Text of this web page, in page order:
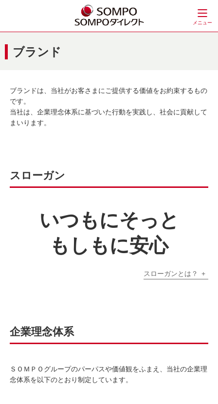
メニュー
ブランド
ブランドは、当社がお客さまにご提供する価値をお約束するもの
です。
当社は、企業理念体系に基づいた行動を実践し、社会に貢献して
まいります。
スローガン
いつもにそっと
もしもに安心
スローガンとは？
企業理念体系
ＳＯＭＰＯグループのパーパスや価値観をふまえ、当社の企業理
念体系を以下のとおり制定しています。